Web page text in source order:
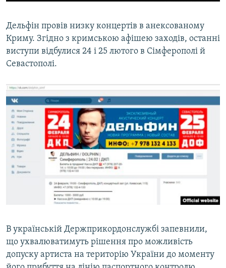
Дельфін провів низку концертів в анексованому
Криму. Згідно з кримською афішею заходів, останні
виступи відбулися 24 і 25 лютого в Сімферополі й
Севастополі.
В українській Держприкордонслужбі запевнили,
що ухвалюватимуть рішення про можливість
допуску артиста на територію України до моменту